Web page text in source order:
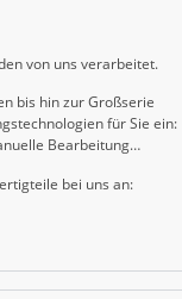
von uns verarbeitet.
bis hin zur Großserie
für Sie ein:
Bearbeitung…
bei uns an: